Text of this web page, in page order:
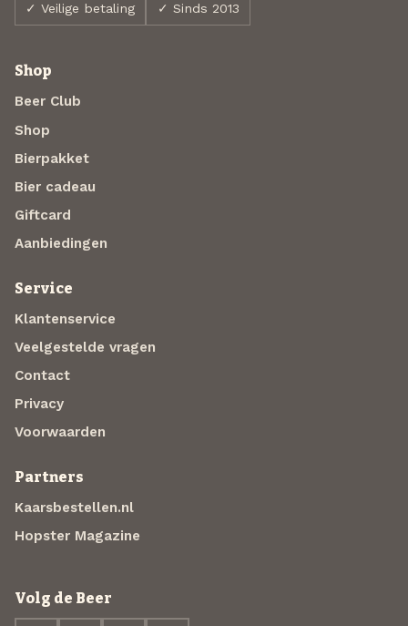
✓ Veilige betaling ✓ Sinds 2013
Shop
Beer Club
Shop
Bierpakket
Bier cadeau
Giftcard
Aanbiedingen
Service
Klantenservice
Veelgestelde vragen
Contact
Privacy
Voorwaarden
Partners
Kaarsbestellen.nl
Hopster Magazine
Volg de Beer